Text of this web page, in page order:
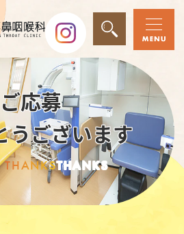
ご応募
うございます
THANKSTHANKS